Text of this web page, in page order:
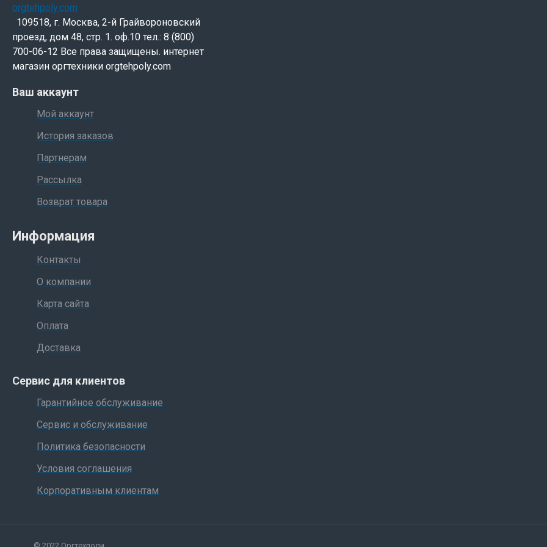
109518, г. Москва, 2-й Грайвороновский
проезд, дом 48, стр. 1. оф.10 тел.: 8 (800)
700-06-12 Все права защищены. интернет
магазин оргтехники orgtehpoly.com
Ваш аккаунт
Мой аккаунт
История заказов
Партнерам
Рассылка
Возврат товара
Информация
Контакты
О компании
Карта сайта
Оплата
Доставка
Сервис для клиентов
Гарантийное обслуживание
Сервис и обслуживание
Политика безопасности
Условия соглашения
Корпоративным клиентам